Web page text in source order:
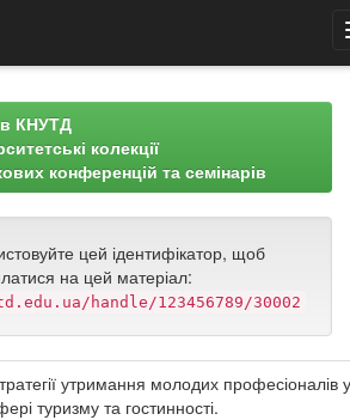
КНУТД
колекції
конференцій та семінарів
цей ідентифікатор, щоб
на цей матеріал:
handle/123456789/30002
утримання молодих професіоналів у
туризму та гостинності.